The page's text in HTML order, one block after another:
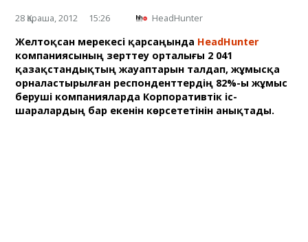
28 Қараша, 2012 15:26 HeadHunter
Желтоқсан мерекесі қарсаңында HeadHunter
компаниясының зерттеу орталығы 2 041
қазақстандықтың жауаптарын талдап, жұмысқа
орналастырылған респонденттердің 82%-ы жұмыс
беруші компанияларда Корпоративтік іс-
шаралардың бар екенін көрсететінін анықтады.